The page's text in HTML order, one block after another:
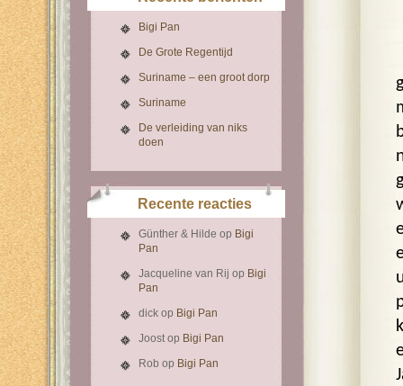
Bigi Pan
De Grote Regentijd
Suriname – een groot dorp
Suriname
De verleiding van niks
doen
Recente reacties
Günther & Hilde op Bigi
Pan
Jacqueline van Rij op Bigi
Pan
dick op Bigi Pan
Joostop Bigi Pan
Rob op Bigi Pan